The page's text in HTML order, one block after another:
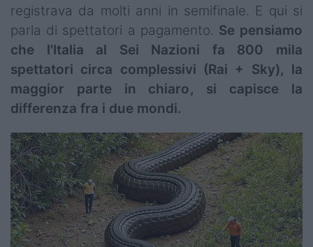
registrava da molti anni in semifinale. E qui si
parla di spettatori a pagamento. Se pensiamo
che l'Italia al Sei Nazioni fa 800 mila
spettatori circa complessivi (Rai + Sky), la
maggior parte in chiaro, si capisce la
differenza fra i due mondi.